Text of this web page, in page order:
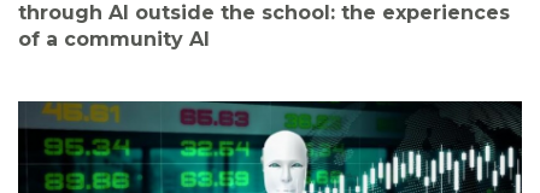
through AI outside the school: the experiences
of a community AI